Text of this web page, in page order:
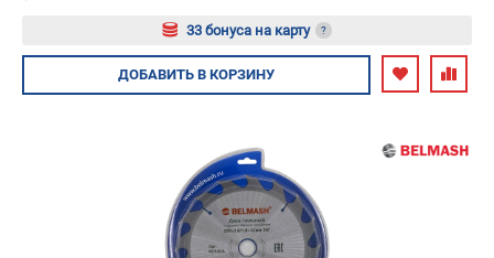
33 бонуса на карту ?
Авторизуйтесь
ДОБАВИТЬ В КОРЗИНУ